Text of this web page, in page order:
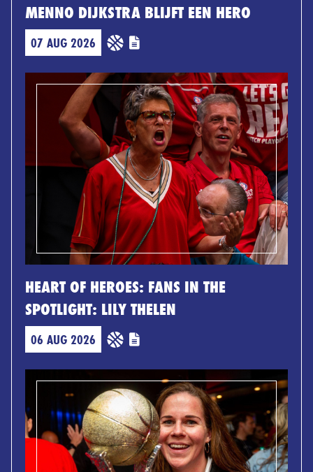
MENNO DIJKSTRA BLIJFT EEN HERO
07 AUG 2026
HEART OF HEROES: FANS IN THE
SPOTLIGHT: LILY THELEN
06 AUG 2026